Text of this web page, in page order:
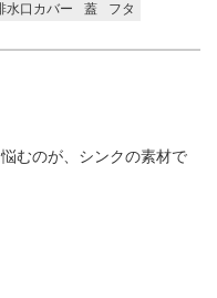
水口カバー 蓋 フタ
むのが、シンクの素材で